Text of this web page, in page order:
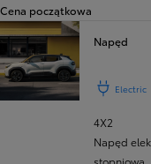
Cena początkowa
Napęd
Electric
4X2
Napęd
stopniowa